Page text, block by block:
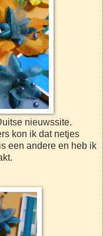
nieuwssite.
kon ik dat netjes
een andere en heb ik